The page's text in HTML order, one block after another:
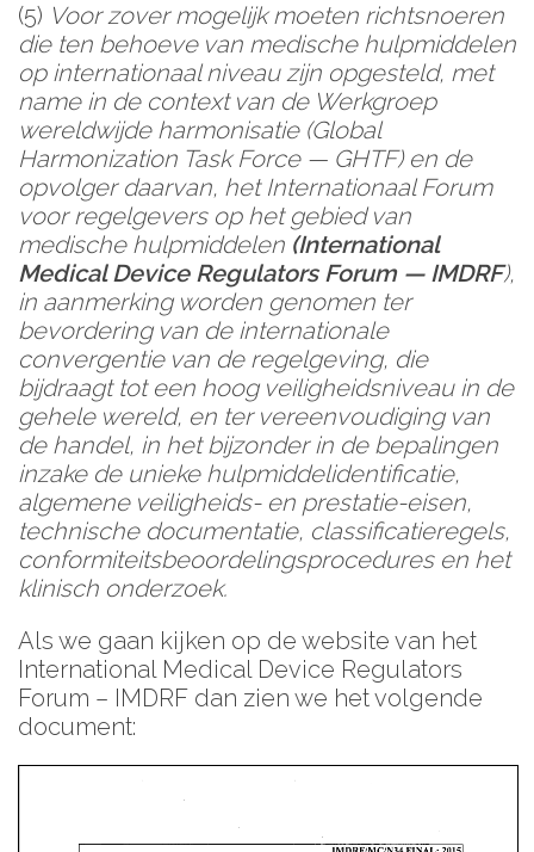
(5) Voor zover mogelijk moeten richtsnoeren
die ten behoeve van medische hulpmiddelen
op internationaal niveau zijn opgesteld, met
name in de context van de Werkgroep
wereldwijde harmonisatie (Global
Harmonization Task Force — GHTF) en de
opvolger daarvan, het Internationaal Forum
voor regelgevers op het gebied van
medische hulpmiddelen (International
Medical Device Regulators Forum — IMDRF),
in aanmerking worden genomen ter
bevordering van de internationale
convergentie van de regelgeving, die
bijdraagt tot een hoog veiligheidsniveau in de
gehele wereld, en ter vereenvoudiging van
de handel, in het bijzonder in de bepalingen
inzake de unieke hulpmiddelidentificatie,
algemene veiligheids- en prestatie-eisen,
technische documentatie, classificatieregels,
conformiteitsbeoordelingsprocedures en het
klinisch onderzoek.
Als we gaan kijken op de website van het
International Medical Device Regulators
Forum – IMDRF dan zien we het volgende
document: